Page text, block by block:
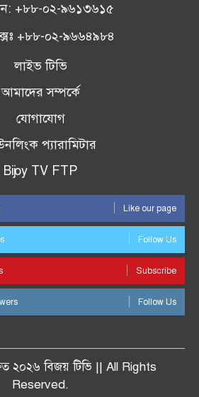
+৮৮-০২-৯৬১৩৬১৫
+৮৮-০২-৯৬৬৪৯৮৪
লাইভ টিভি
আমাদের সম্পর্কে
যোগাযোগ
প্যারামিটার
Bijoy TV FTP
Like our page
Follow Us
Subscribe
Follow Us
২০২৬ বিজয় টিভি || All Rights
Reserved.